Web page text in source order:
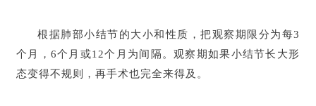
根据肺部小结节的大小和性质，把观察期限分为每3
个月，6个月或12个月为间隔。观察期如果小结节长大形
态变得不规则，再手术也完全来得及。